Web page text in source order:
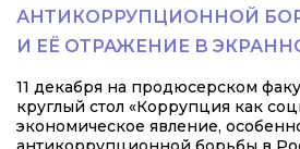
АНТИКОРРУПЦИОННОЙ
И ЕЁ ОТРАЖЕНИЕ В
11 декабря на продюсерском
круглый стол «Коррупция как
экономическое явление,